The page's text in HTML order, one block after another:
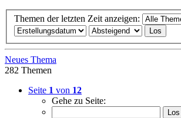
Themen der letzten Zeit anzeigen:
Neues Thema
282 Themen
Seite 1 von 12
Gehe zu Seite: